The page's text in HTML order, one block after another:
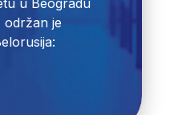
održan je